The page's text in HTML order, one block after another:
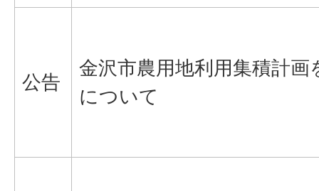
公告
金沢市農用地利用集積計
について